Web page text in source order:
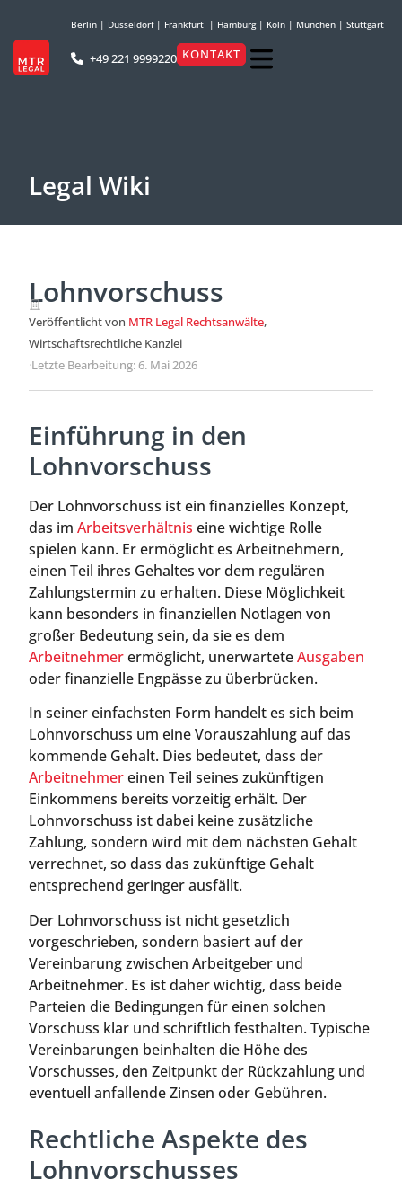
Berlin | Düsseldorf| Frankfurt | Hamburg| Köln | München | Stuttgart
+49 221 9999220 KONTAKT
Legal Wiki
Lohnvorschuss
Veröffentlicht von MTR Legal Rechtsanwälte,
Wirtschaftsrechtliche Kanzlei
·Letzte Bearbeitung: 6. Mai 2026
Einführung in den
Lohnvorschuss
Der Lohnvorschuss ist ein finanzielles Konzept,
das im Arbeitsverhältnis eine wichtige Rolle
spielen kann. Er ermöglicht es Arbeitnehmern,
einen Teil ihres Gehaltes vor dem regulären
Zahlungstermin zu erhalten. Diese Möglichkeit
kann besonders in finanziellen Notlagen von
großer Bedeutung sein, da sie es dem
Arbeitnehmerermöglicht, unerwarteteAusgaben
oder finanzielle Engpässe zu überbrücken.
In seiner einfachsten Form handelt es sich beim
Lohnvorschuss um eine Vorauszahlung auf das
kommende Gehalt. Dies bedeutet, dass der
Arbeitnehmereinen Teil seines zukünftigen
Einkommens bereits vorzeitig erhält. Der
Lohnvorschuss ist dabei keine zusätzliche
Zahlung, sondern wird mit dem nächsten Gehalt
verrechnet, so dass das zukünftige Gehalt
entsprechend geringer ausfällt.
Der Lohnvorschuss ist nicht gesetzlich
vorgeschrieben, sondern basiert auf der
Vereinbarung zwischen Arbeitgeber und
Arbeitnehmer. Es ist daher wichtig, dass beide
Parteien die Bedingungen für einen solchen
Vorschuss klar und schriftlich festhalten. Typische
Vereinbarungen beinhalten die Höhe des
Vorschusses, den Zeitpunkt der Rückzahlung und
eventuell anfallende Zinsen oder Gebühren.
Rechtliche Aspekte des
Lohnvorschusses